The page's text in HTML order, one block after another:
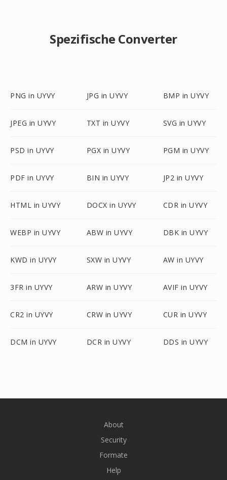
Spezifische Converter
PNG in UYVY JPG in UYVY BMP in UYVY
JPEG in UYVY TXT in UYVY SVG in UYVY
PSD in UYVY PGX in UYVY PGM in UYVY
PDF in UYVY BIN in UYVY JP2 in UYVY
HTML in UYVY DOCX in UYVY CDR in UYVY
WEBP in UYVY ABW in UYVY DBK in UYVY
KWD in UYVY SXW in UYVY AW in UYVY
3FR in UYVY ARW in UYVY AVIF in UYVY
CR2 in UYVY CRW in UYVY CUR in UYVY
DCM in UYVY DCR in UYVY DDS in UYVY
About
Security
Formate
Help